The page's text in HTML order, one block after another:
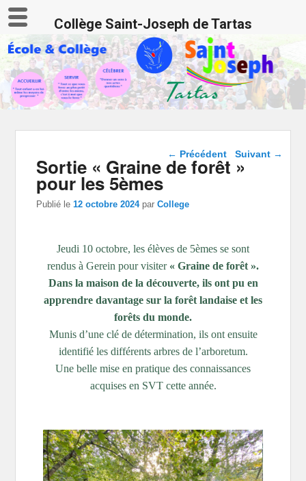
Navigation dans les
← Précédent Suivant →
Sortie « Graine de forêt »
pour les 5èmes
Publié le12 octobre 2024 parCollege
Jeudi 10 octobre, les élèves de 5èmes se sont
rendus à Gerein pour visiter« Graine de forêt ».
Dans la maison de la découverte, ils ont pu en
apprendre davantage sur la forêt landaise et les
forêts du monde.
Munis d’une clé de détermination, ils ont ensuite
identifié les différents arbres de l’arboretum.
Une belle mise en pratique des connaissances
acquises en SVT cette année.
Collège Saint-Joseph de Tartas